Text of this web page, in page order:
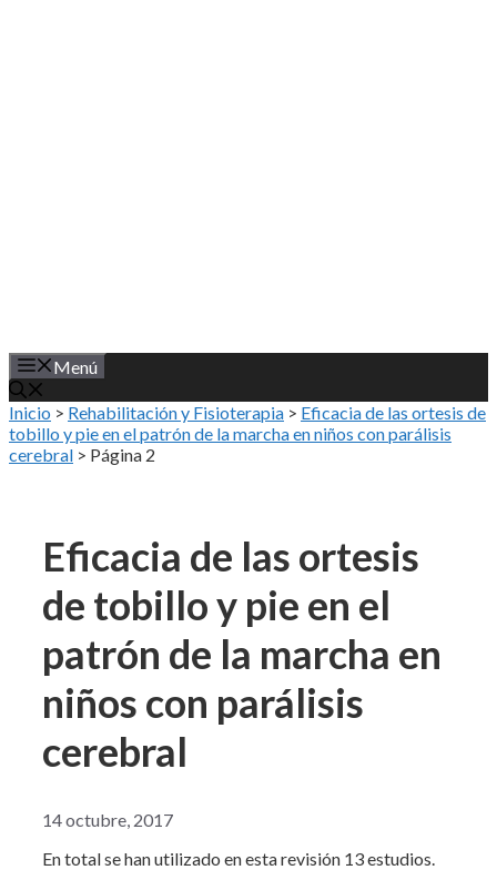
Menú
Inicio > Rehabilitación y Fisioterapia > Eficacia de las ortesis de
tobillo y pie en el patrón de la marcha en niños con parálisis
cerebral > Página 2
Eficacia de las ortesis
de tobillo y pie en el
patrón de la marcha en
niños con parálisis
cerebral
14 octubre, 2017
En total se han utilizado en esta revisión 13 estudios.